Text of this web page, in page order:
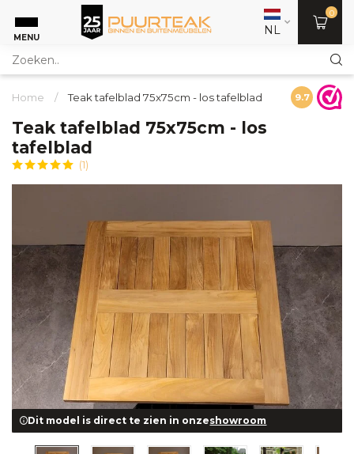
MENU NL
0
Home / Teak tafelblad 75x75cm - los tafelblad 9.7
Teak tafelblad 75x75cm - los
tafelblad
(1)
Dit model is direct te zien in onzeshowroom